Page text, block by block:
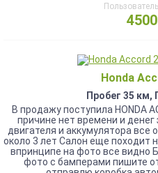
Honda
Пробег 35 км,
В продажу поступила HONDA
причине нет времени и
двигателя и аккумулятора все
около 3 лет Салон еще походит
впринципе на фото все видно
фото с бамперами пишите